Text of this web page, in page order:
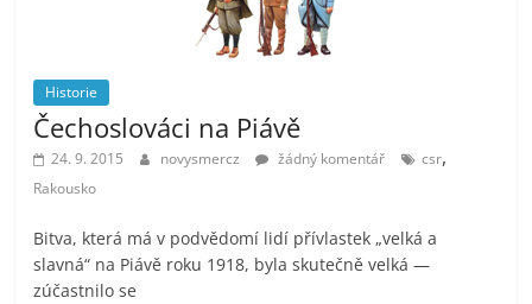
Historie
Čechoslováci na Piávě
24. 9. 2015 novysmercz žádný komentář csr,
Rakousko
Bitva, která má v podvědomí lidí přívlastek „velká a
slavná“ na Piávě roku 1918, byla skutečně velká —
zúčastnilo se